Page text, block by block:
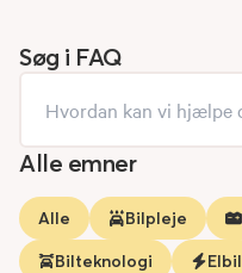
Søg i FAQ
Alle emner
Alle Bilpleje
Bilteknologi
Elbil